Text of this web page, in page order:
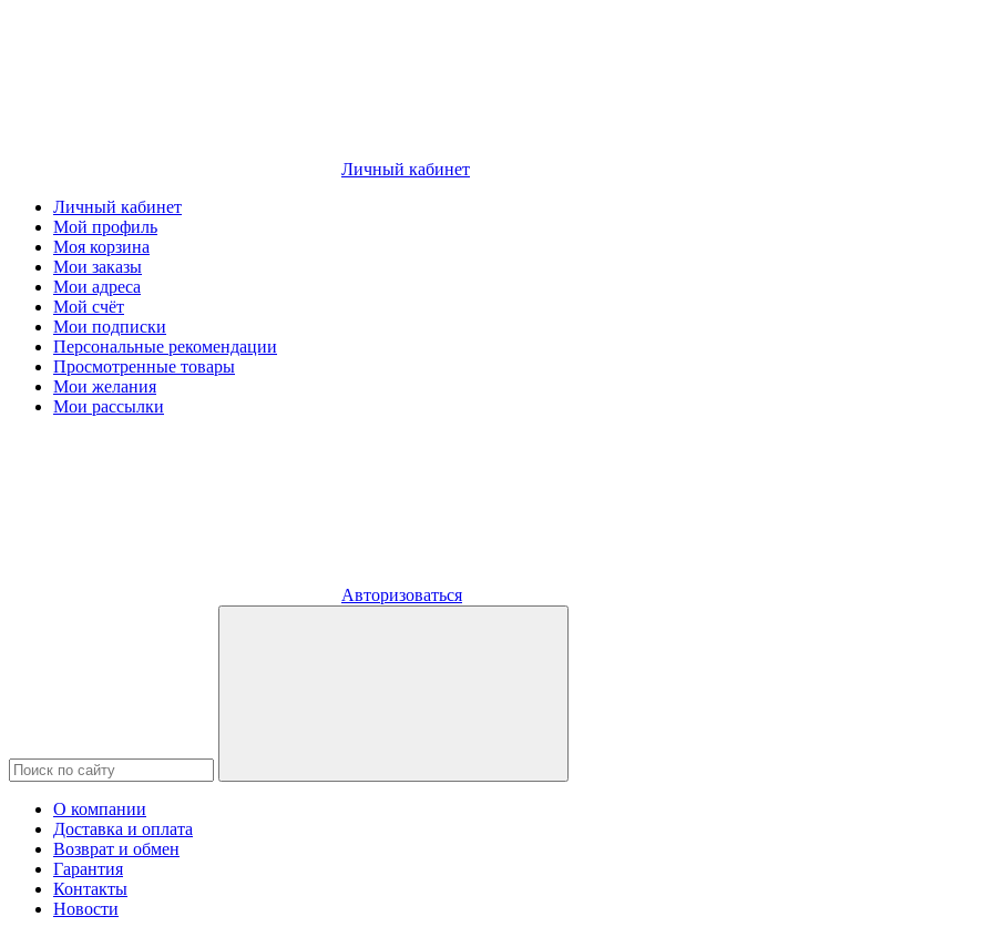
Личный кабинет
Личный кабинет
Мой профиль
Моя корзина
Мои заказы
Мои адреса
Мой счёт
Мои подписки
Персональные рекомендации
Просмотренные товары
Мои желания
Мои рассылки
Авторизоваться
О компании
Доставка и оплата
Возврат и обмен
Гарантия
Контакты
Новости